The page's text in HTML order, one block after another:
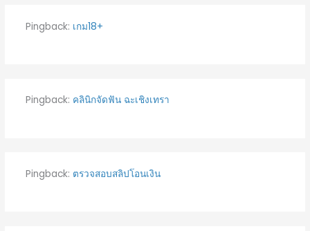
Pingback: เกม18+
Pingback: คลินิกจัดฟัน ฉะเชิงเทรา
Pingback: ตรวจสอบสลิปโอนเงิน